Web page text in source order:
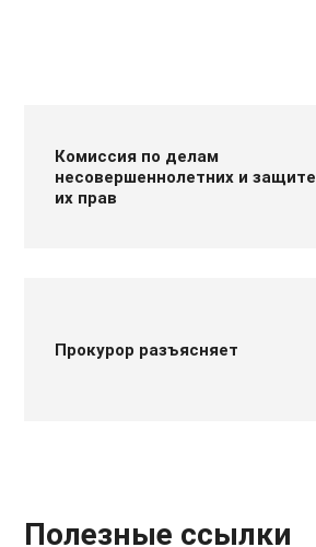
Комиссия по делам
несовершеннолетних и защите
их прав
Прокурор разъясняет
Полезные ссылки